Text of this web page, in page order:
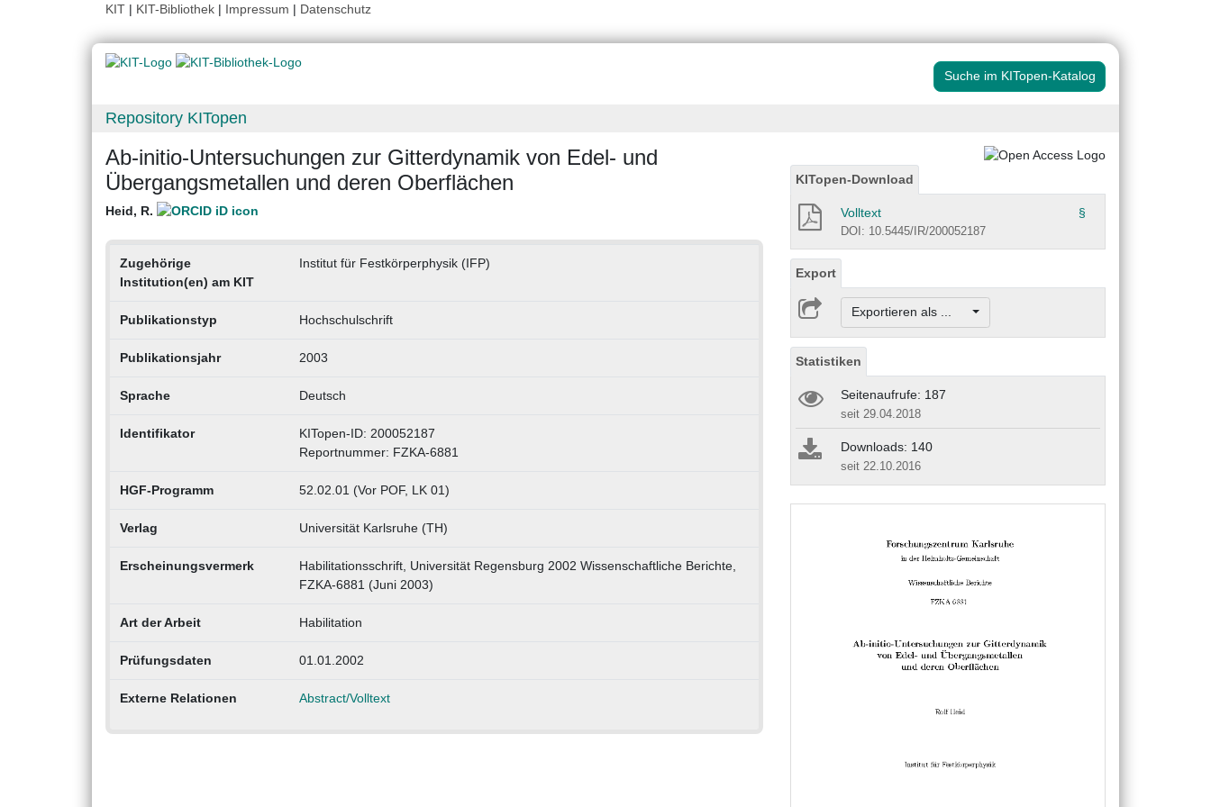
KIT | KIT-Bibliothek | Impressum | Datenschutz
Suche im KITopen-Katalog
Repository KITopen
Ab-initio-Untersuchungen zur Gitterdynamik von Edel- und
Übergangsmetallen und deren Oberflächen
Heid, R.
Zugehörige
Institution(en) am KIT
Institut für Festkörperphysik (IFP)
Publikationstyp Hochschulschrift
Publikationsjahr 2003
Sprache Deutsch
Identifikator
KITopen-ID: 200052187
Reportnummer: FZKA-6881
HGF-Programm 52.02.01 (Vor POF, LK 01)
Verlag Universität Karlsruhe (TH)
Erscheinungsvermerk
Habilitationsschrift, Universität Regensburg 2002 Wissenschaftliche Berichte,
FZKA-6881 (Juni 2003)
Art der Arbeit Habilitation
Prüfungsdaten 01.01.2002
Externe Relationen Abstract/Volltext
KITopen-Download
Volltext §
DOI: 10.5445/IR/200052187
Export
Exportieren als ...
Statistiken
Seitenaufrufe: 187
seit 29.04.2018
Downloads: 140
seit 22.10.2016